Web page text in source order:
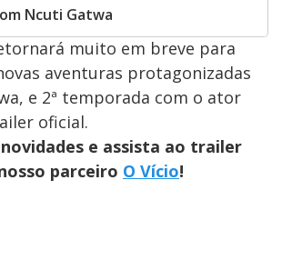
Ncuti Gatwa
muito em breve para
aventuras protagonizadas
e 2ª temporada com o ator
oficial.
e assista ao trailer
parceiro O Vício!